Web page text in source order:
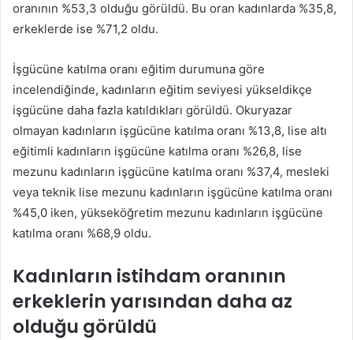
oranının %53,3 olduğu görüldü. Bu oran kadınlarda %35,8,
erkeklerde ise %71,2 oldu.
İşgücüne katılma oranı eğitim durumuna göre
incelendiğinde, kadınların eğitim seviyesi yükseldikçe
işgücüne daha fazla katıldıkları görüldü. Okuryazar
olmayan kadınların işgücüne katılma oranı %13,8, lise altı
eğitimli kadınların işgücüne katılma oranı %26,8, lise
mezunu kadınların işgücüne katılma oranı %37,4, mesleki
veya teknik lise mezunu kadınların işgücüne katılma oranı
%45,0 iken, yükseköğretim mezunu kadınların işgücüne
katılma oranı %68,9 oldu.
Kadınların istihdam oranının
erkeklerin yarısından daha az
olduğu görüldü